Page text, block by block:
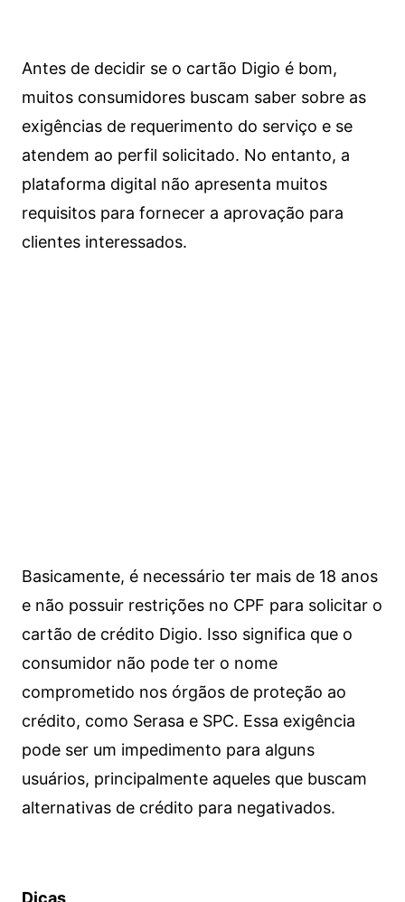
Antes de decidir se o cartão Digio é bom,
muitos consumidores buscam saber sobre as
exigências de requerimento do serviço e se
atendem ao perfil solicitado. No entanto, a
plataforma digital não apresenta muitos
requisitos para fornecer a aprovação para
clientes interessados.
Basicamente, é necessário ter mais de 18 anos
e não possuir restrições no CPF para solicitar o
cartão de crédito Digio. Isso significa que o
consumidor não pode ter o nome
comprometido nos órgãos de proteção ao
crédito, como Serasa e SPC. Essa exigência
pode ser um impedimento para alguns
usuários, principalmente aqueles que buscam
alternativas de crédito para negativados.
Dicas